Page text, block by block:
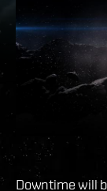
Downtime will